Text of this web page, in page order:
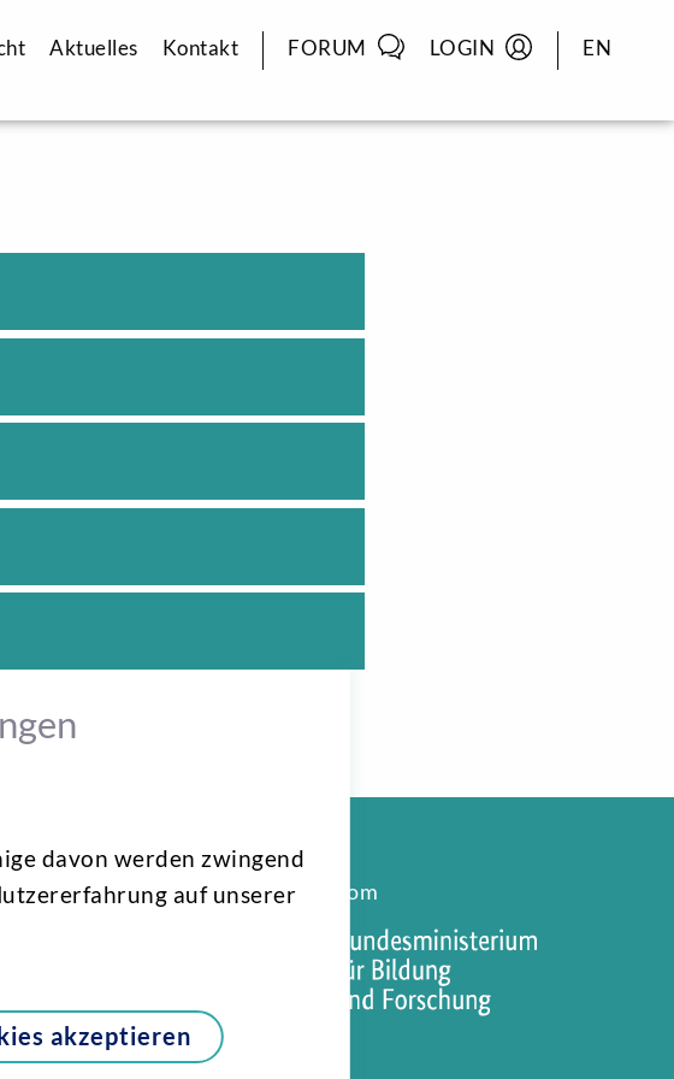
Aktuelles Kontakt FORUM LOGIN EN
gefördert vom
davon werden zwingend
auf unserer
akzeptieren